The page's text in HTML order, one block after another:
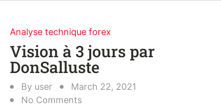
Analyse technique forex
Vision à 3 jours par
DonSalluste
By user
March 22, 2021
No Comments